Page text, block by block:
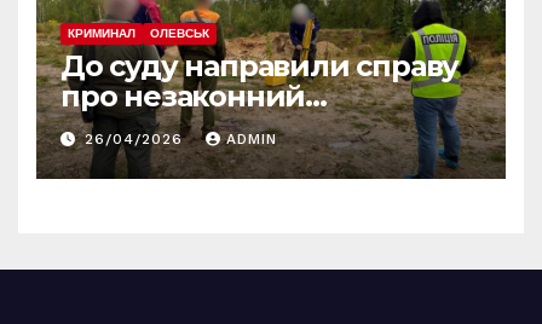
КРИМИНАЛ ОЛЕВСЬК
До суду направили справу
про незаконний
промисловий видобуток
пісковику на Олевщині
26/04/2026 ADMIN